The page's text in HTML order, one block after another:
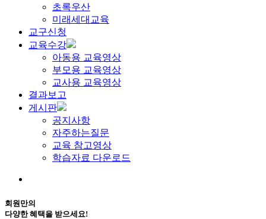
초록우산
미래세대교육
교구신청
교육수강
아동용 교육영상
부모용 교육영상
교사용 교육영상
결과보고
게시판
공지사항
자주하는질문
교육 참고영상
학습자료 다운로드
회원만의
다양한 혜택을 받으세요!